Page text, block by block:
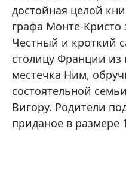
достойная целой
графа Монте-Кристо
Честный и кроткий
столицу Франции из
местечка Ним,
состоятельной
Вигору. Родители
приданое в размере